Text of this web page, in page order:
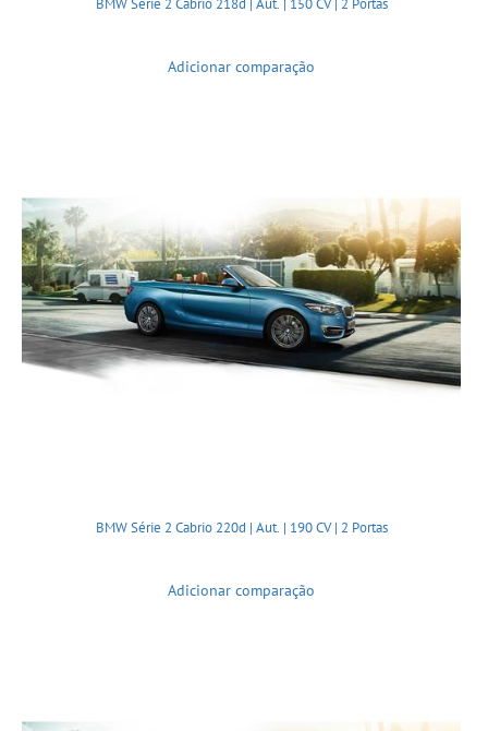
BMW Série 2 Cabrio 218d | Aut. | 150 CV | 2 Portas
Adicionar comparação
BMW Série 2 Cabrio 220d | Aut. | 190 CV | 2 Portas
Adicionar comparação